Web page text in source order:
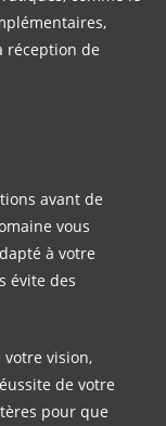
réception de
avant de
vous
à votre
évite des
vision,
de votre
pour que